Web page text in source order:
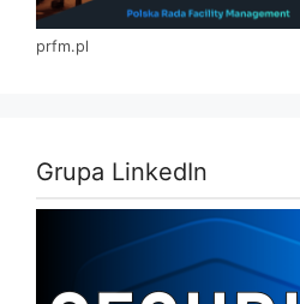
prfm.pl
Grupa LinkedIn